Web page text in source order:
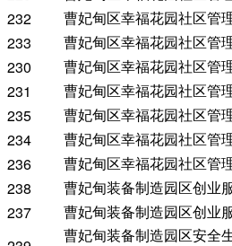
232
曹妃甸区幸福花园社区管
233
曹妃甸区幸福花园社区管
230
曹妃甸区幸福花园社区管
231
曹妃甸区幸福花园社区管
235
曹妃甸区幸福花园社区管
234
曹妃甸区幸福花园社区管
236
曹妃甸区幸福花园社区管
238
曹妃甸装备制造园区创业
237
曹妃甸装备制造园区创业
曹妃甸装备制造园区安全